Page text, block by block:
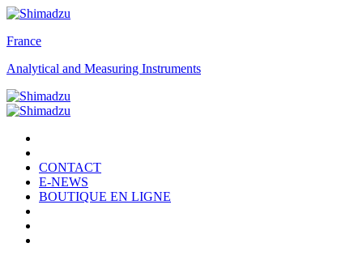
France
Analytical and Measuring Instruments
CONTACT
E-NEWS
BOUTIQUE EN LIGNE